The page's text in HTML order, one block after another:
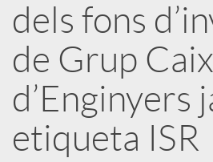
l
i
c
dels fons
de Grup
d’Enginyers
etiqueta ISR